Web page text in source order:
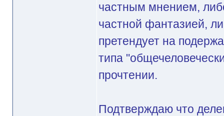
частным мнением,
частной фантазией,
претендует на
типа
прочтении.
Подтверждаю что